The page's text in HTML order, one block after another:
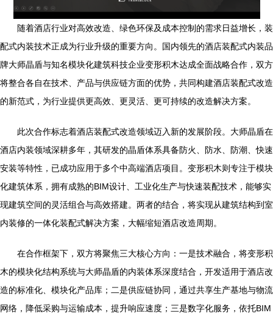
随着酒店行业对高效改造、绿色环保及成本控制的需求日益增长，装
配式内装技术正成为行业升级的重要方向。国内领先的酒店装配式内装品
牌大师晶盾与知名模块化建筑科技企业变形积木达成全面战略合作，双方
将整合各自在技术、产品与供应链方面的优势，共同构建酒店装配式改造
的新范式，为行业提供更高效、更灵活、更可持续的改造解决方案。
此次合作标志着酒店装配式改造领域迈入新的发展阶段。大师晶盾在
酒店内装领域深耕多年，其研发的晶盾体系具备防火、防水、防潮、快速
安装等特性，已成功应用于多个中高端酒店项目。变形积木则专注于模块
化建筑体系，拥有成熟的BIM设计、工业化生产与快速装配技术，能够实
现建筑空间的灵活组合与高效搭建。两者的结合，将实现从建筑结构到室
内装修的一体化装配式解决方案，大幅缩短酒店改造周期。
在合作框架下，双方将聚焦三大核心方向：一是技术融合，将变形积
木的模块化结构系统与大师晶盾的内装体系深度结合，开发适用于酒店改
造的标准化、模块化产品库；二是供应链协同，通过共享生产基地与物流
网络，降低采购与运输成本，提升响应速度；三是数字化服务，依托BIM